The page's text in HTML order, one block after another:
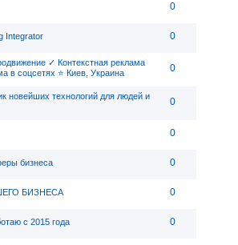
0
Integrator 0
✓ Контекстная реклама
в соцсетях ⭐ Киев, Украина
0
новейших технологий для людей и
0
0
бизнеса 0
БИЗНЕСА 0
с 2015 года 0